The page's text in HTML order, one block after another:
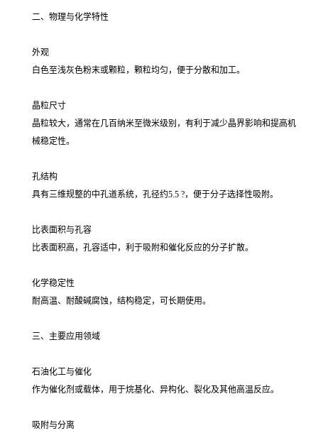
二、物理与化学特性
外观
白色至浅灰色粉末或颗粒，颗粒均匀，便于分散和加工。
晶粒尺寸
晶粒较大，通常在几百纳米至微米级别，有利于减少晶界影响和提高机
械稳定性。
孔结构
具有三维规整的中孔道系统，孔径约5.5 ?，便于分子选择性吸附。
比表面积与孔容
比表面积高，孔容适中，利于吸附和催化反应的分子扩散。
化学稳定性
耐高温、耐酸碱腐蚀，结构稳定，可长期使用。
三、主要应用领域
石油化工与催化
作为催化剂或载体，用于烷基化、异构化、裂化及其他高温反应。
吸附与分离